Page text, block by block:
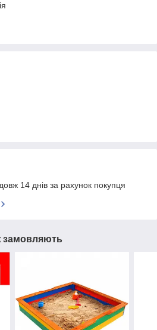
14 днів за рахунок покупця
замовляють